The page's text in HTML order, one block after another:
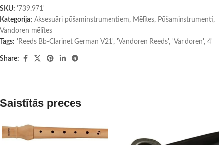
SKU: '739.971'
Kategorija; Aksesuāri pūšaminstrumentiem, Mēlītes, Pūšaminstrumenti,
Vandoren mēlītes
Tags: 'Reeds Bb-Clarinet German V21', 'Vandoren Reeds', 'Vandoren', 4'
Share:
Saistītās preces